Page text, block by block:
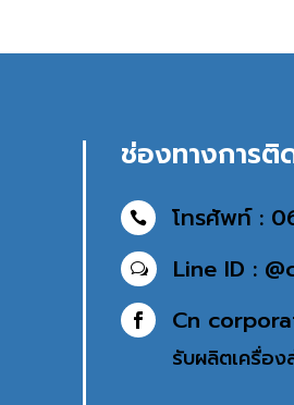
ช่องทางการติ
 โทรศัพท์ :
w Line ID :
 Cn
รับผลิตเครื่อง